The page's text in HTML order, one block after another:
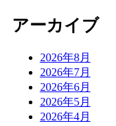
アーカイブ
2026年8月
2026年7月
2026年6月
2026年5月
2026年4月